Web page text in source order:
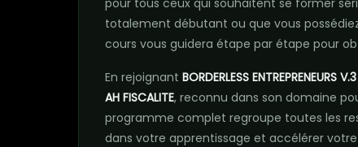
pour tous ceux qui souhaitent se former
totalement débutant ou que vous
cours vous guidera étape par étape pour
En rejoignant BORDERLESS ENTREPRENEURS
AH FISCALITE, reconnu dans son domaine
programme complet regroupe toutes les
dans votre apprentissage et accélérer votre